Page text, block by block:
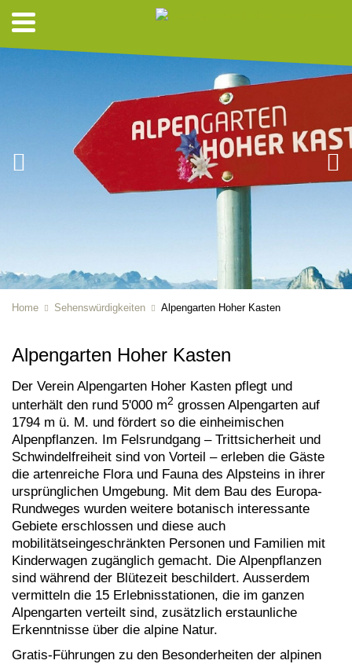
Home Sehenswürdigkeiten Alpengarten Hoher Kasten
Alpengarten Hoher Kasten
Der Verein Alpengarten Hoher Kasten pflegt und
unterhält den rund 5'000 m2 grossen Alpengarten auf
1794 m ü. M. und fördert so die einheimischen
Alpenpflanzen. Im Felsrundgang – Trittsicherheit und
Schwindelfreiheit sind von Vorteil – erleben die Gäste
die artenreiche Flora und Fauna des Alpsteins in ihrer
ursprünglichen Umgebung. Mit dem Bau des Europa-
Rundweges wurden weitere botanisch interessante
Gebiete erschlossen und diese auch
mobilitätseingeschränkten Personen und Familien mit
Kinderwagen zugänglich gemacht. Die Alpenpflanzen
sind während der Blütezeit beschildert. Ausserdem
vermitteln die 15 Erlebnisstationen, die im ganzen
Alpengarten verteilt sind, zusätzlich erstaunliche
Erkenntnisse über die alpine Natur.
Gratis-Führungen zu den Besonderheiten der alpinen